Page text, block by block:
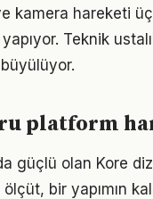
kamera hareketi
Teknik
platform
güçlü olan Kore
bir yapımın